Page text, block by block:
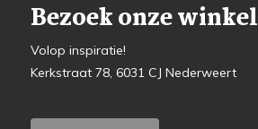
Bezoek onze winkel
Volop inspiratie!
Kerkstraat 78, 6031 CJ Nederweert